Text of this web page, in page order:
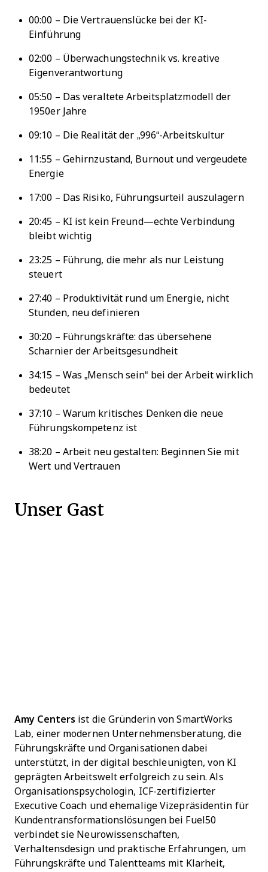
00:00 – Die Vertrauenslücke bei der KI-
Einführung
02:00 – Überwachungstechnik vs. kreative
Eigenverantwortung
05:50 – Das veraltete Arbeitsplatzmodell der
1950er Jahre
09:10 – Die Realität der „996“-Arbeitskultur
11:55 – Gehirnzustand, Burnout und vergeudete
Energie
17:00 – Das Risiko, Führungsurteil auszulagern
20:45 – KI ist kein Freund—echte Verbindung
bleibt wichtig
23:25 – Führung, die mehr als nur Leistung
steuert
27:40 – Produktivität rund um Energie, nicht
Stunden, neu definieren
30:20 – Führungskräfte: das übersehene
Scharnier der Arbeitsgesundheit
34:15 – Was „Mensch sein“ bei der Arbeit wirklich
bedeutet
37:10 – Warum kritisches Denken die neue
Führungskompetenz ist
38:20 – Arbeit neu gestalten: Beginnen Sie mit
Wert und Vertrauen
Unser Gast
Amy Centers ist die Gründerin von SmartWorks
Lab, einer modernen Unternehmensberatung, die
Führungskräfte und Organisationen dabei
unterstützt, in der digital beschleunigten, von KI
geprägten Arbeitswelt erfolgreich zu sein. Als
Organisationspsychologin, ICF-zertifizierter
Executive Coach und ehemalige Vizepräsidentin für
Kundentransformationslösungen bei Fuel50
verbindet sie Neurowissenschaften,
Verhaltensdesign und praktische Erfahrungen, um
Führungskräfte und Talentteams mit Klarheit,